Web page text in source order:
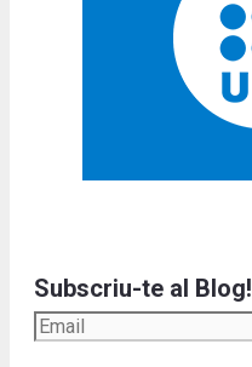
Subscriu-te al Blog!